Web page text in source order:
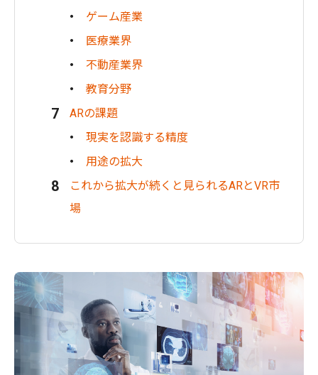
ゲーム産業
医療業界
不動産業界
教育分野
ARの課題
現実を認識する精度
用途の拡大
これから拡大が続くと見られるARとVR市
場